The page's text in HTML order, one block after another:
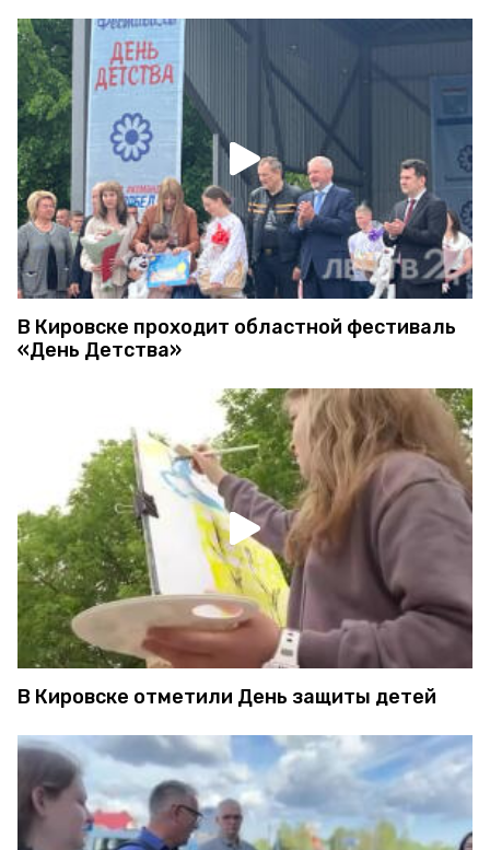
В Кировске проходит областной фестиваль
«День Детства»
В Кировске отметили День защиты детей